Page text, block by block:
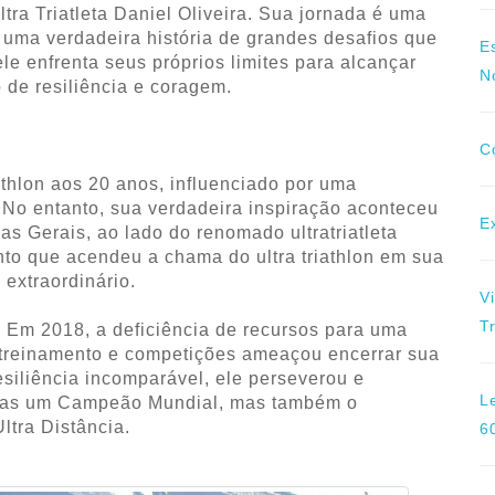
Triatleta Daniel Oliveira. Sua jornada é uma
verdadeira história de grandes desafios que
enfrenta seus próprios limites para alcançar
resiliência e coragem.
aos 20 anos, influenciado por uma
entanto, sua verdadeira inspiração aconteceu
Gerais, ao lado do renomado ultratriatleta
que acendeu a chama do ultra triathlon em sua
extraordinário.
2018, a deficiência de recursos para uma
e competições ameaçou encerrar sua
incomparável, ele perseverou e
um Campeão Mundial, mas também o
Distância.